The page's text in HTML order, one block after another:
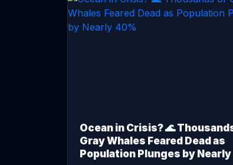
Ocean in Crisis? 🌊
Gray Whales Feared Dead as
Population Plunges by